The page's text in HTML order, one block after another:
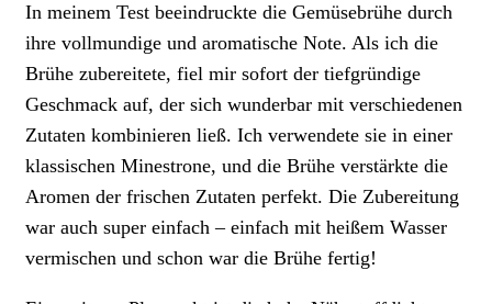
In meinem Test beeindruckte die Gemüsebrühe durch
ihre vollmundige und aromatische Note. Als ich die
Brühe zubereitete, fiel mir sofort der tiefgründige
Geschmack auf, der sich wunderbar mit verschiedenen
Zutaten kombinieren ließ. Ich verwendete sie in einer
klassischen Minestrone, und die Brühe verstärkte die
Aromen der frischen Zutaten perfekt. Die Zubereitung
war auch super einfach – einfach mit heißem Wasser
vermischen und schon war die Brühe fertig!